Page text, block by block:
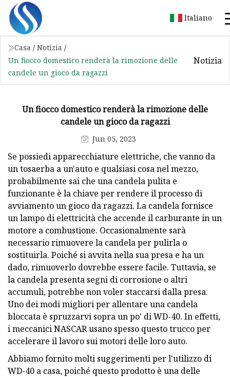
Italiano
Casa / Notizia /
Un fiocco domestico renderà la rimozione delle
candele un gioco da ragazzi
Notizia
Un fiocco domestico renderà la rimozione delle
candele un gioco da ragazzi
Jun 05, 2023
Se possiedi apparecchiature elettriche, che vanno da
un tosaerba a un'auto e qualsiasi cosa nel mezzo,
probabilmente sai che una candela pulita e
funzionante è la chiave per rendere il processo di
avviamento un gioco da ragazzi. La candela fornisce
un lampo di elettricità che accende il carburante in un
motore a combustione. Occasionalmente sarà
necessario rimuovere la candela per pulirla o
sostituirla. Poiché si avvita nella sua presa e ha un
dado, rimuoverlo dovrebbe essere facile. Tuttavia, se
la candela presenta segni di corrosione o altri
accumuli, potrebbe non voler staccarsi dalla presa.
Uno dei modi migliori per allentare una candela
bloccata è spruzzarvi sopra un po' di WD-40. In effetti,
i meccanici NASCAR usano spesso questo trucco per
accelerare il lavoro sui motori delle loro auto.
Abbiamo fornito molti suggerimenti per l'utilizzo di
WD-40 a casa, poiché questo prodotto è una delle